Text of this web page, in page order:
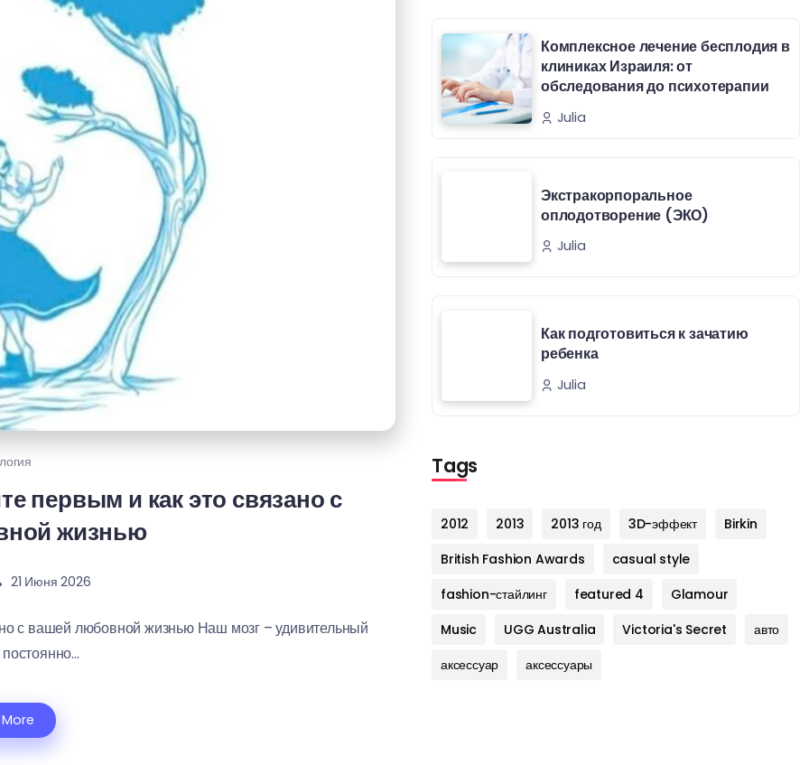
первым и как это связано с
жизнью
21 Июня 2026
с вашей любовной жизнью Наш мозг – удивительный
Комплексное лечение бесплодия в
клиниках Израиля: от
обследования до психотерапии
Julia
Экстракорпоральное
оплодотворение (ЭКО)
Julia
Как подготовиться к зачатию
ребенка
Julia
Tags
2012 2013 2013 год 3D-эффект
Birkin
British Fashion Awards
casual style
fashion-стайлинг
featured 4
Glamour
Music
UGG Australia Victoria's Secret
авто
аксессуар
аксессуары